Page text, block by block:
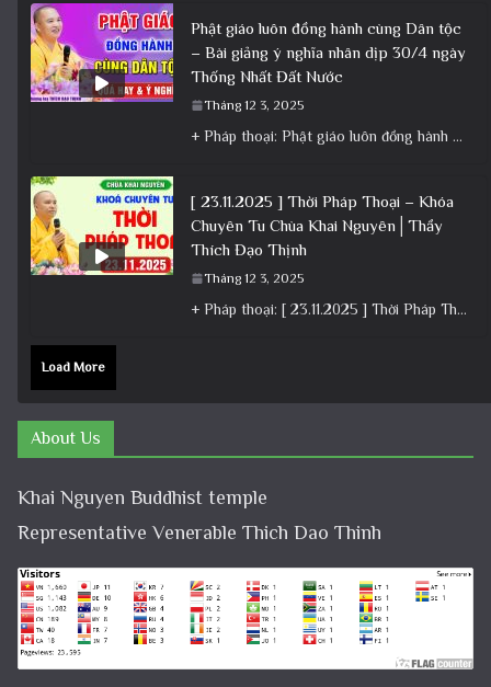
Phật giáo luôn đồng hành cùng Dân tộc
– Bài giảng ý nghĩa nhân dịp 30/4 ngày
Thống Nhất Đất Nước
Tháng 12 3, 2025
+ Pháp thoại: Phật giáo luôn đồng hành cùng Dân tộc – Bài giảng ý nghĩa nhân dịp 30/4 ngày
[ 23.11.2025 ] Thời Pháp Thoại – Khóa
Chuyên Tu Chùa Khai Nguyên│Thầy
Thích Đạo Thịnh
Tháng 12 3, 2025
+ Pháp thoại: [ 23.11.2025 ] Thời Pháp Thoại – Khóa Chuyên Tu Chùa Khai Nguyên│Thầy Thích Đạo Thịnh +
Load More
About Us
Khai Nguyen Buddhist temple
Representative Venerable Thich Dao Thinh